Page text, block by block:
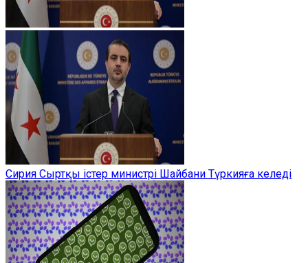
Сирия Сыртқы істер министрі Шайбани Түркияға келеді